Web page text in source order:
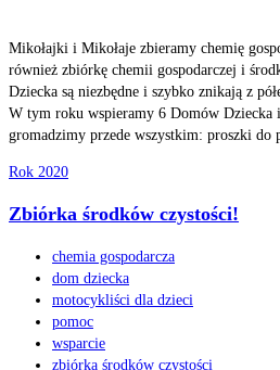
Mikołajki i Mikołaje zbieramy chemię
również zbiórkę chemii gospodarczej i
Dziecka są niezbędne i szybko znikają z
W tym roku wspieramy 6 Domów Dziecka
gromadzimy przede wszystkim: proszki
Rok 2020
Zbiórka środków czystości!
chemia gospodarcza
dom dziecka
motocykliści dla dzieci
pomoc
wsparcie
zbiórka środków czystości